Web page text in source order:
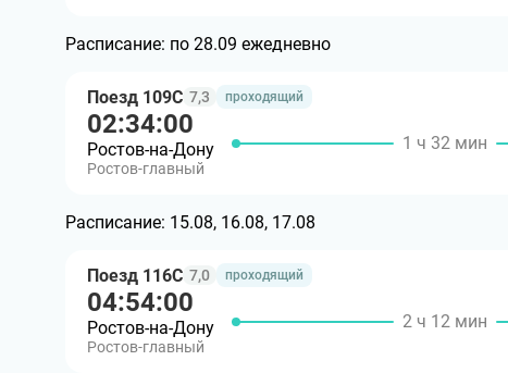
Расписание: по 28.09 ежедневно
Поезд 109С 7,3 проходящий
02:34:00
Ростов-на-Дону
Ростов-главный
1 ч 32 мин
Расписание: 15.08, 16.08, 17.08
Поезд 116С 7,0 проходящий
04:54:00
Ростов-на-Дону
Ростов-главный
2 ч 12 мин